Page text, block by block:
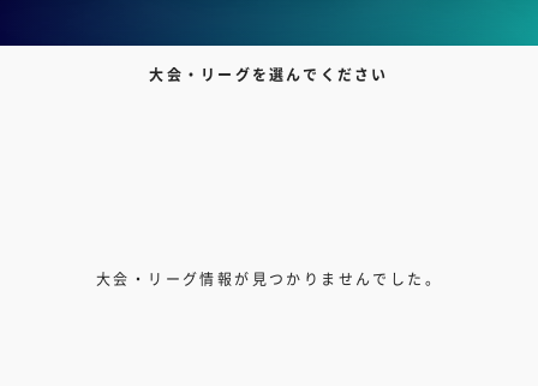
大会・リーグを選んでください
大会・リーグ情報が見つかりませんでした。